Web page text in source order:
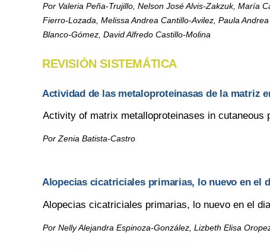
Por Valeria Peña-Trujillo, Nelson José Alvis-Zakzuk, María
Fierro-Lozada, Melissa Andrea Cantillo-Avilez, Paula
Blanco-Gómez, David Alfredo Castillo-Molina
REVISIÓN SISTEMÁTICA
Actividad de las metaloproteinasas de la matriz
Activity of matrix metalloproteinases in cutaneous
Por Zenia Batista-Castro
Alopecias cicatriciales primarias, lo nuevo en el
Alopecias cicatriciales primarias, lo nuevo en el
Por Nelly Alejandra Espinoza-González, Lizbeth Elisa